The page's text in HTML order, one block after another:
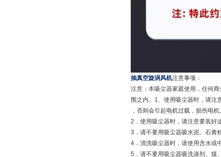
抽真空旋涡风机注意事项：
注意：本吸尘器家庭使用，任何
围之内。1、使用吸尘器时，请注
，否则会引起电机过载，损伤电机
2．使用吸尘器时，请注意要装好
3．请不要用吸尘器吸水泥、石膏
4．清洗吸尘器时，请使用含水或
5．请不要用吸尘器吸洗涤剂、煤